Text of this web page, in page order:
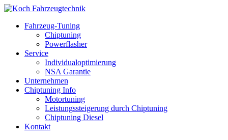
Fahrzeug-Tuning
Chiptuning
Powerflasher
Service
Individualoptimierung
NSA Garantie
Unternehmen
Chiptuning Info
Motortuning
Leistungssteigerung durch Chiptuning
Chiptuning Diesel
Kontakt